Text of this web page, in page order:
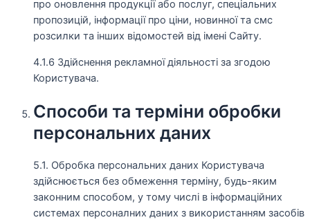
про оновлення продукції або послуг, спеціальних
пропозицій, інформації про ціни, новинної та смс
розсилки та інших відомостей від імені Сайту.
4.1.6 Здійснення рекламної діяльності за згодою
Користувача.
Способи та терміни обробки
персональних даних
5.1. Обробка персональних даних Користувача
здійснюється без обмеження терміну, будь-яким
законним способом, у тому числі в інформаційних
системах персоналних даних з використанням засобів